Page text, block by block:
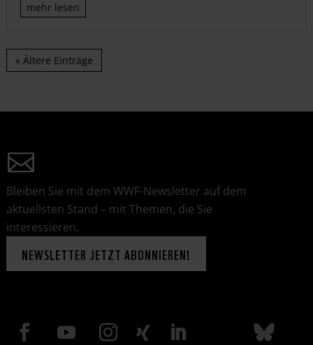
mehr lesen
« Ältere Einträge
Bleiben Sie mit dem WWF-Newsletter auf dem
aktuellsten Stand – mit Themen, die Sie
interessieren.
NEWSLETTER JETZT ABONNIEREN!